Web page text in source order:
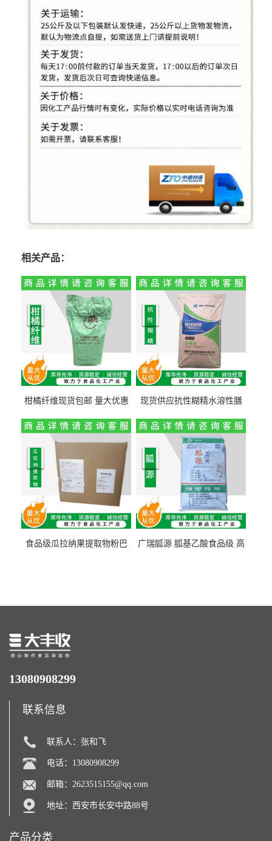
相关产品：
柑橘纤维现货包邮 量大优惠
现货供应抗性糊精水溶性膳
量1kg包邮
食品级瓜拉纳果提取物粉巴
广瑞胍源 胍基乙酸食品级 高
13080908299
联系信息
联系人：张和飞
电话：13080908299
邮箱： 2623515155@qq.com
地址：西安市长安中路88号
产品分类